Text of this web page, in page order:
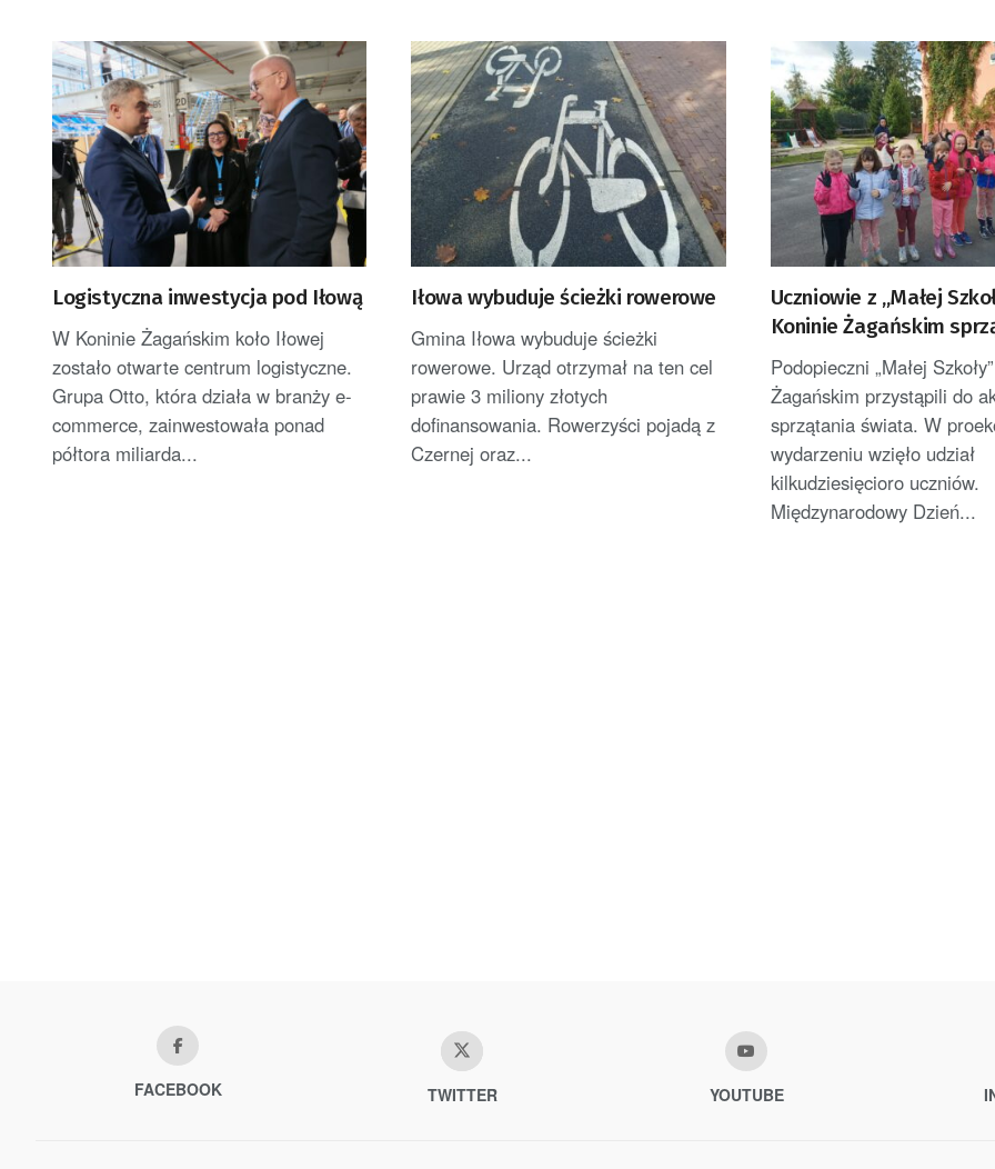
Logistyczna inwestycja pod Iłową
W Koninie Żagańskim koło Iłowej
zostało otwarte centrum logistyczne.
Grupa Otto, która działa w branży e-
commerce, zainwestowała ponad
półtora miliarda...
Iłowa wybuduje ścieżki rowerowe
Gmina Iłowa wybuduje ścieżki
rowerowe. Urząd otrzymał na ten cel
prawie 3 miliony złotych
dofinansowania. Rowerzyści pojadą z
Czernej oraz...
Uczniowie z „Małej
Koninie Żagańskim
świat
Podopieczni „Małej
Żagańskim przystąpili do
sprzątania świata. W
wydarzeniu wzięło udział
kilkudziesięcioro uczniów.
Międzynarodowy Dzień...
FACEBOOK TWITTER YOUTUBE